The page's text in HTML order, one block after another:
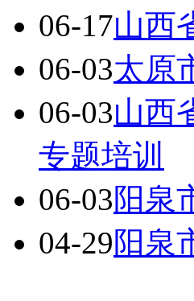
06-17山西
06-03太原
06-03山西
专题培训
06-03阳泉
04-29阳泉